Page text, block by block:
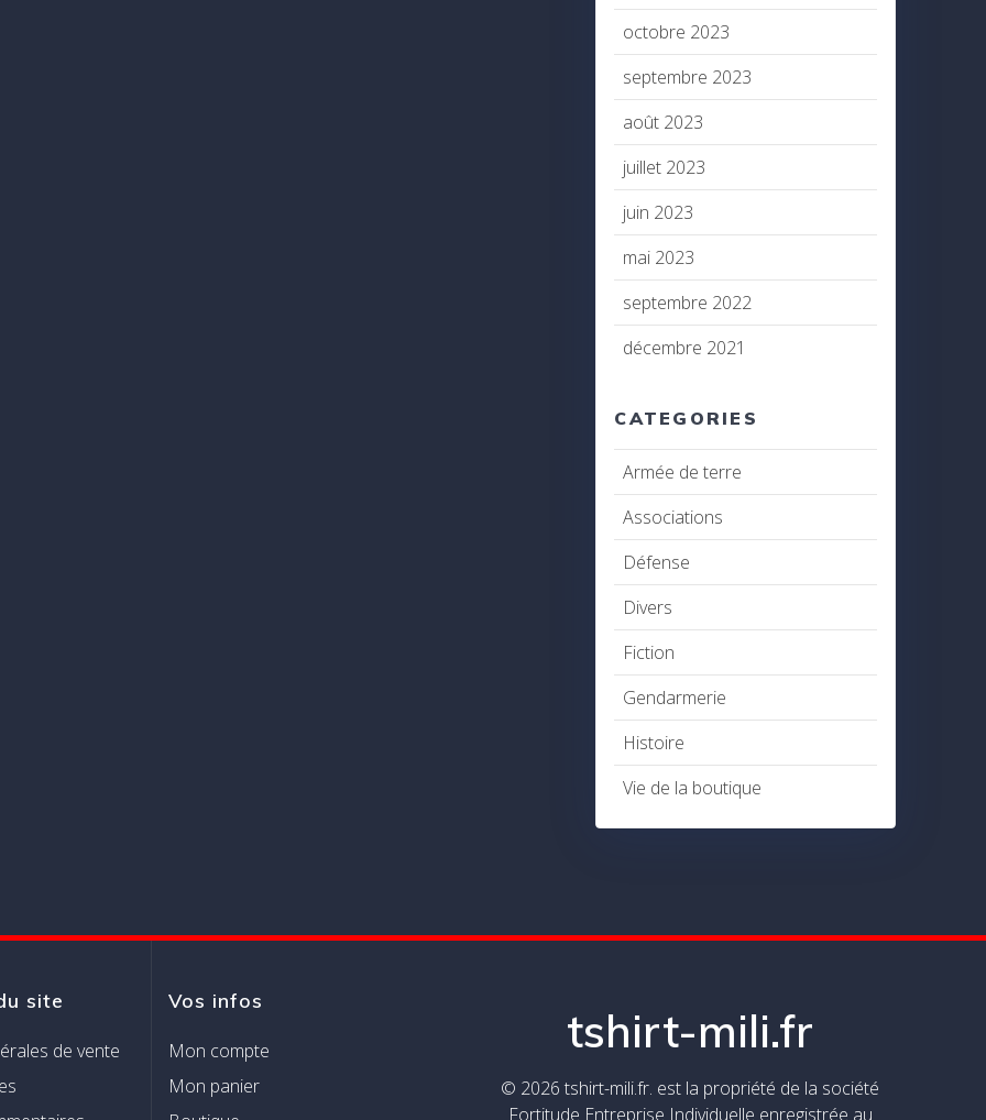
octobre 2023
septembre 2023
août 2023
juillet 2023
juin 2023
mai 2023
septembre 2022
décembre 2021
CATEGORIES
Armée de terre
Associations
Défense
Divers
Fiction
Gendarmerie
Histoire
Vie de la boutique
site
de vente
Vos infos
Mon compte
Mon panier
tshirt-mili.fr
© 2026 tshirt-mili.fr. est la propriété de la société
Fortitude Entreprise Individuelle enregistrée au